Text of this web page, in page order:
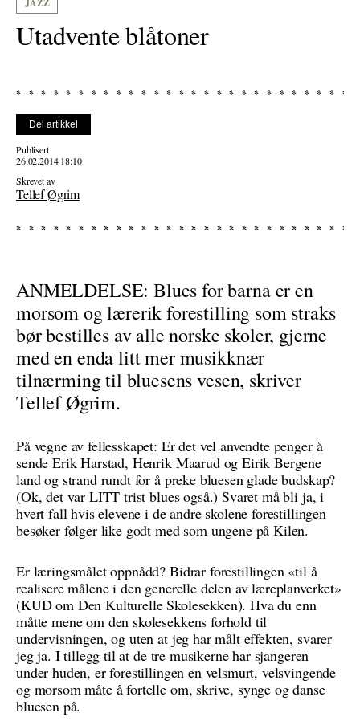
JAZZ
Utadvente blåtoner
Del artikkel
Publisert
26.02.2014 18:10
Skrevet av
Tellef Øgrim
ANMELDELSE: Blues for barna er en
morsom og lærerik forestilling som straks
bør bestilles av alle norske skoler, gjerne
med en enda litt mer musikknær
tilnærming til bluesens vesen, skriver
Tellef Øgrim.
På vegne av fellesskapet: Er det vel anvendte penger å
sende Erik Harstad, Henrik Maarud og Eirik Bergene
land og strand rundt for å preke bluesen glade budskap?
(Ok, det var LITT trist blues også.) Svaret må bli ja, i
hvert fall hvis elevene i de andre skolene forestillingen
besøker følger like godt med som ungene på Kilen.
Er læringsmålet oppnådd? Bidrar forestillingen «til å
realisere målene i den generelle delen av læreplanverket»
(KUD om Den Kulturelle Skolesekken). Hva du enn
måtte mene om den skolesekkens forhold til
undervisningen, og uten at jeg har målt effekten, svarer
jeg ja. I tillegg til at de tre musikerne har sjangeren
under huden, er forestillingen en velsmurt, velsvingende
og morsom måte å fortelle om, skrive, synge og danse
bluesen på.